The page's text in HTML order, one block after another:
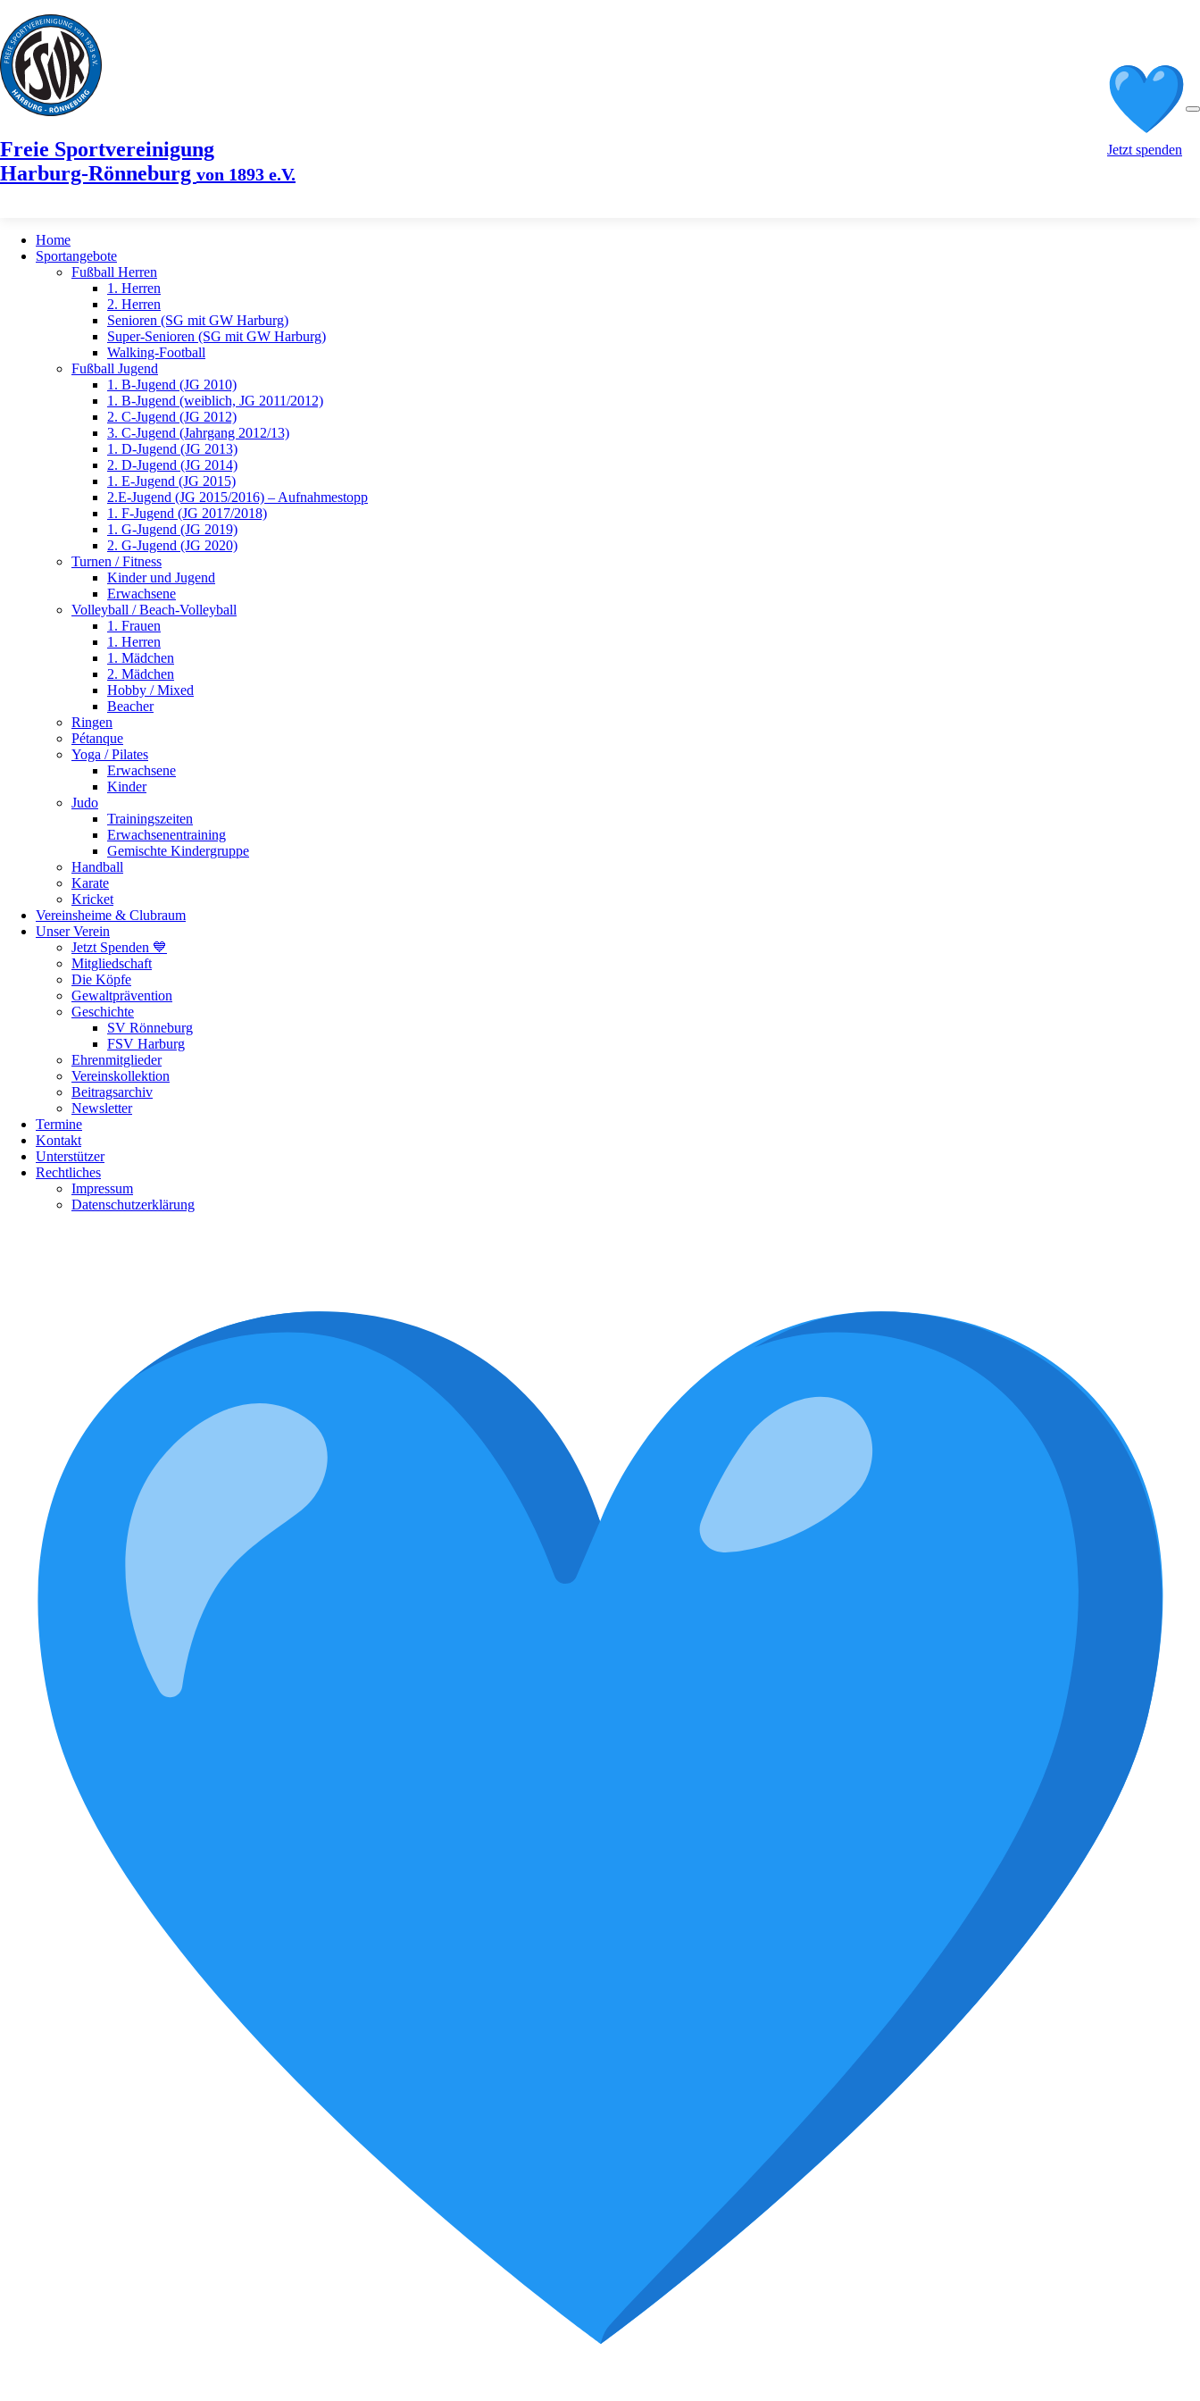
Freie Sportvereinigung
Harburg-Rönneburg von 1893 e.V.
Jetzt spenden
Home
Sportangebote
Fußball Herren
1. Herren
2. Herren
Senioren (SG mit GW Harburg)
Super-Senioren (SG mit GW Harburg)
Walking-Football
Fußball Jugend
1. B-Jugend (JG 2010)
1. B-Jugend (weiblich, JG 2011/2012)
2. C-Jugend (JG 2012)
3. C-Jugend (Jahrgang 2012/13)
1. D-Jugend (JG 2013)
2. D-Jugend (JG 2014)
1. E-Jugend (JG 2015)
2.E-Jugend (JG 2015/2016) – Aufnahmestopp
1. F-Jugend (JG 2017/2018)
1. G-Jugend (JG 2019)
2. G-Jugend (JG 2020)
Turnen / Fitness
Kinder und Jugend
Erwachsene
Volleyball / Beach-Volleyball
1. Frauen
1. Herren
1. Mädchen
2. Mädchen
Hobby / Mixed
Beacher
Ringen
Pétanque
Yoga / Pilates
Erwachsene
Kinder
Judo
Trainingszeiten
Erwachsenentraining
Gemischte Kindergruppe
Handball
Karate
Kricket
Vereinsheime & Clubraum
Unser Verein
Jetzt Spenden 💙
Mitgliedschaft
Die Köpfe
Gewaltprävention
Geschichte
SV Rönneburg
FSV Harburg
Ehrenmitglieder
Vereinskollektion
Beitragsarchiv
Newsletter
Termine
Kontakt
Unterstützer
Rechtliches
Impressum
Datenschutzerklärung